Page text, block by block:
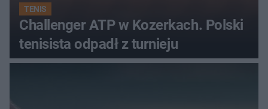
TENIS
Challenger ATP w Kozerkach. Polski
tenisista odpadł z turnieju